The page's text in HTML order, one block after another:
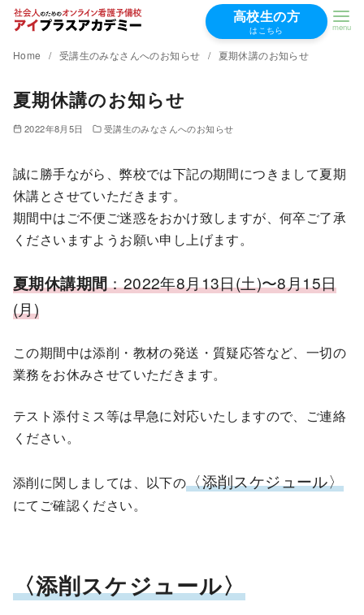
高校生の方
はこちら
Home 受講生のみなさんへのお知らせ 夏期休講のお知らせ
夏期休講のお知らせ
2022年8月5日 受講生のみなさんへのお知らせ
誠に勝手ながら、弊校では下記の期間につきまして夏期
休講とさせていただきます。
期間中はご不便ご迷惑をおかけ致しますが、何卒ご了承
くださいますようお願い申し上げます。
夏期休講期間：2022年8月13日(土)〜8月15日
(月)
この期間中は添削・教材の発送・質疑応答など、一切の
業務をお休みさせていただきます。
テスト添付ミス等は早急に対応いたしますので、ご連絡
ください。
添削に関しましては、以下の〈添削スケジュール〉
にてご確認ください。
〈添削スケジュール〉